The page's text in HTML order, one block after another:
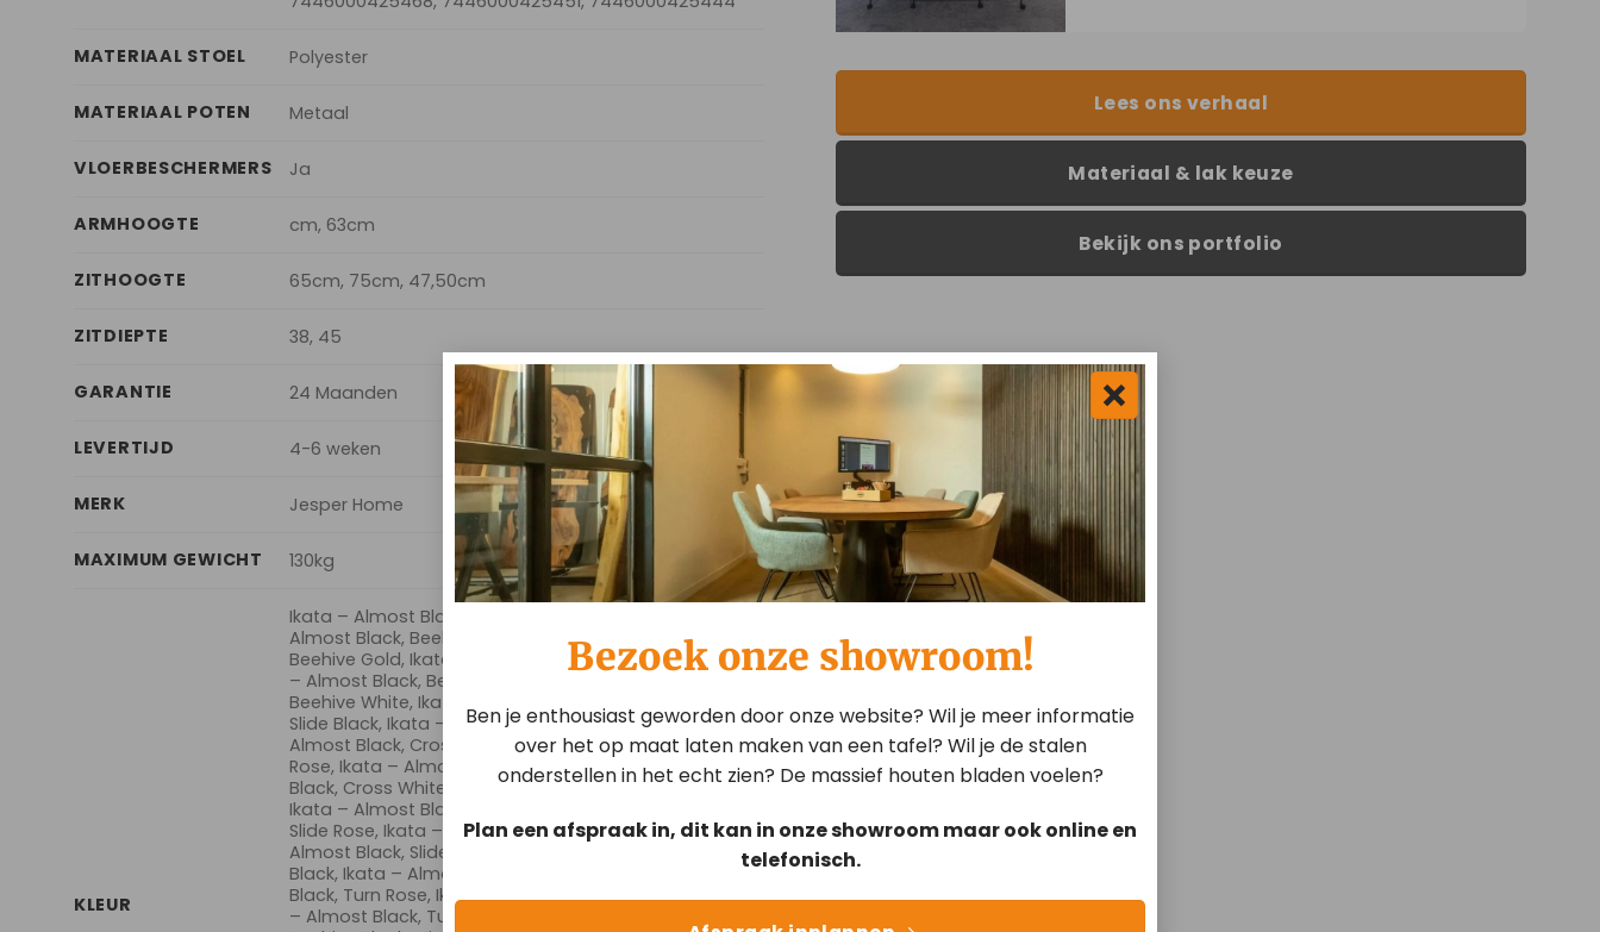
Bezoek onze showroom!
Ben je enthousiast geworden door onze website? Wil je meer informatie
over het op maat laten maken van een tafel? Wil je de stalen
onderstellen in het echt zien? De massief houten bladen voelen?
Plan een afspraak in, dit kan in onze showroom maar ook online en
telefonisch.
MATERIAAL STOEL Polyester
MATERIAAL POTEN Metaal
VLOERBESCHERMERS Ja
ARMHOOGTE cm, 63cm
ZITHOOGTE 65cm, 75cm, 47,50cm
ZITDIEPTE 38, 45
GARANTIE 24 Maanden
LEVERTIJD 4-6 weken
MERK Jesper Home
MAXIMUM GEWICHT 130kg
KLEUR
Ikata – Almost Black, Barstool Slide Black, Ikata –
Almost Black, Beehive Black, Ikata – Almost Black,
Beehive Gold, Ikata – Almost Black, Beehive Rose, Ikata
– Almost Black, Beehive Steel, Ikata – Almost Black,
Beehive White, Ikata – Almost Black, Counter Stool
Slide Black, Ikata – Almost Black, Cross Black, Ikata –
Almost Black, Cross Gold, Ikata – Almost Black, Cross
Rose, Ikata – Almost Black, Cross Steel, Ikata – Almost
Black, Cross White, Ikata – Almost Black, Slide Black,
Ikata – Almost Black, Slide Gold, Ikata – Almost Black,
Slide Rose, Ikata – Almost Black, Slide Steel, Ikata –
Almost Black, Slide White, Ikata – Almost Black, Turn
Black, Ikata – Almost Black, Turn Gold, Ikata – Almost
Black, Turn Rose, Ikata – Almost Black, Turn Steel, Ikata
– Almost Black, Turn White, Misaki – Almost Black,
Lees ons verhaal
Materiaal & lak keuze
Bekijk ons portfolio